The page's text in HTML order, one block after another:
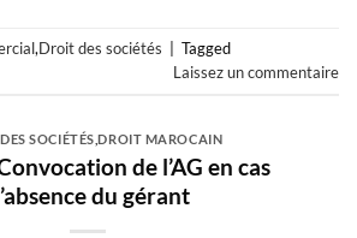
,Droit des sociétés
Tagged
Laissez un commentaire
SOCIÉTÉS ,DROIT MAROCAIN
de l’AG en cas
du gérant